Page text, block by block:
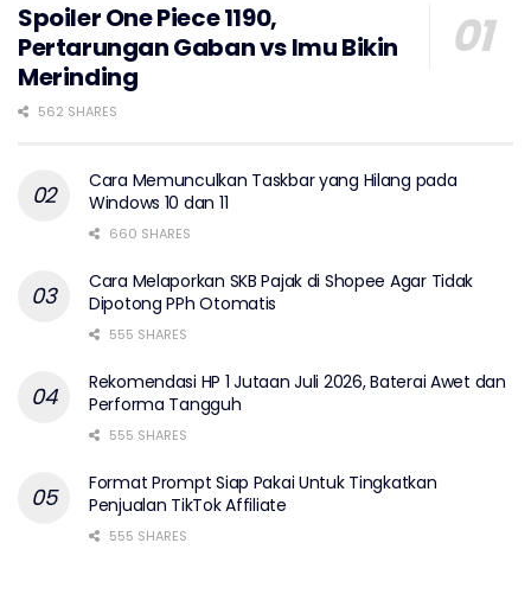
Spoiler One Piece 1190,
Pertarungan Gaban vs Imu Bikin
Merinding
562 SHARES
Cara Memunculkan Taskbar yang Hilang pada
Windows 10 dan 11
660 SHARES
Cara Melaporkan SKB Pajak di Shopee Agar Tidak
Dipotong PPh Otomatis
555 SHARES
Rekomendasi HP 1 Jutaan Juli 2026, Baterai Awet dan
Performa Tangguh
555 SHARES
Format Prompt Siap Pakai Untuk Tingkatkan
Penjualan TikTok Affiliate
555 SHARES